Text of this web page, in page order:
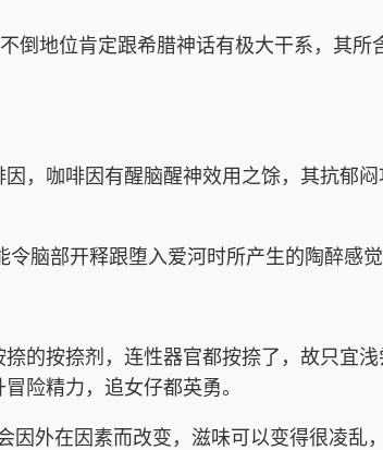
地位肯定跟希腊神话有极大干系，其所
咖啡因有醒脑醒神效用之馀，其抗郁闷
脑部开释跟堕入爱河时所产生的陶醉感觉
按捺剂，连性器官都按捺了，故只宜
险精力，追女仔都英勇。
在因素而改变，滋味可以变得很凌乱，